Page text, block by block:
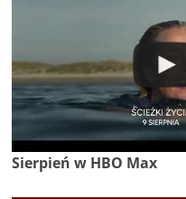
Sierpień w HBO Max